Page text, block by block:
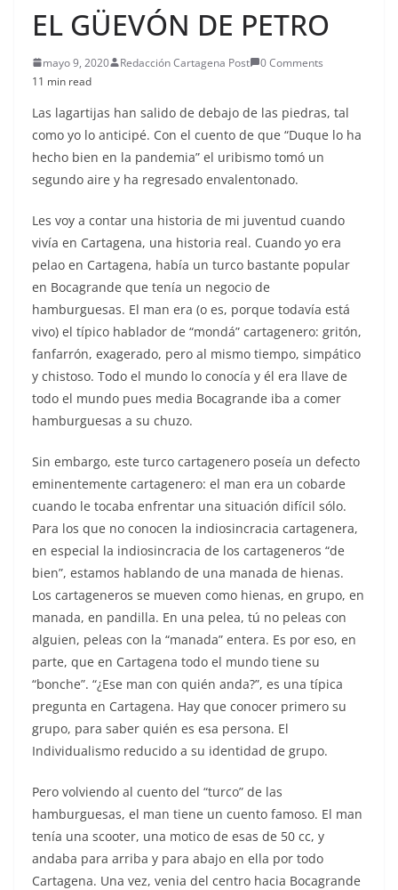
EL GÜEVÓN DE PETRO
mayo 9, 2020 Redacción Cartagena Post
0 Comments
11 min read
Las lagartijas han salido de debajo de las piedras, tal
como yo lo anticipé. Con el cuento de que “Duque lo ha
hecho bien en la pandemia” el uribismo tomó un
segundo aire y ha regresado envalentonado.
Les voy a contar una historia de mi juventud cuando
vivía en Cartagena, una historia real. Cuando yo era
pelao en Cartagena, había un turco bastante popular
en Bocagrande que tenía un negocio de
hamburguesas. El man era (o es, porque todavía está
vivo) el típico hablador de “mondá” cartagenero: gritón,
fanfarrón, exagerado, pero al mismo tiempo, simpático
y chistoso. Todo el mundo lo conocía y él era llave de
todo el mundo pues media Bocagrande iba a comer
hamburguesas a su chuzo.
Sin embargo, este turco cartagenero poseía un defecto
eminentemente cartagenero: el man era un cobarde
cuando le tocaba enfrentar una situación difícil sólo.
Para los que no conocen la indiosincracia cartagenera,
en especial la indiosincracia de los cartageneros “de
bien”, estamos hablando de una manada de hienas.
Los cartageneros se mueven como hienas, en grupo, en
manada, en pandilla. En una pelea, tú no peleas con
alguien, peleas con la “manada” entera. Es por eso, en
parte, que en Cartagena todo el mundo tiene su
“bonche”. “¿Ese man con quién anda?”, es una típica
pregunta en Cartagena. Hay que conocer primero su
grupo, para saber quién es esa persona. El
Individualismo reducido a su identidad de grupo.
Pero volviendo al cuento del “turco” de las
hamburguesas, el man tiene un cuento famoso. El man
tenía una scooter, una motico de esas de 50 cc, y
andaba para arriba y para abajo en ella por todo
Cartagena. Una vez, venia del centro hacia Bocagrande